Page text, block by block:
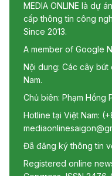
MEDIA ONLINE là dự
cấp thông tin công
Since 2013.
A member of Google
Nội dung: Các cây
Nam.
Chủ biên: Phạm Hồng
Hotline tại Việt Nam:
Đã đăng ký thông tin
Registered online